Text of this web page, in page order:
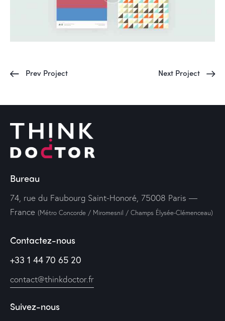
Prev Project Next Project
Bureau
74, rue du Faubourg Saint-Honoré, 75008 Paris —
France (Métro Concorde / Miromesnil / Champs Élysée-Clémenceau)
Contactez-nous
+33 1 44 70 65 20
contact@thinkdoctor.fr
Suivez-nous